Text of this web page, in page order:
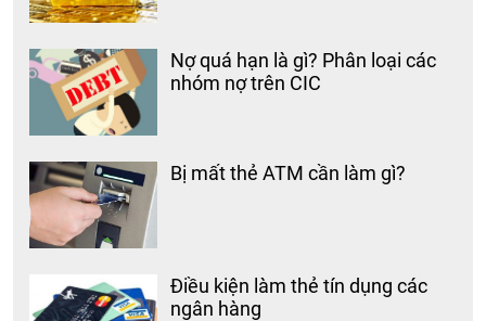
Nợ quá hạn là gì? Phân loại các
nhóm nợ trên CIC
Bị mất thẻ ATM cần làm gì?
Điều kiện làm thẻ tín dụng các
ngân hàng